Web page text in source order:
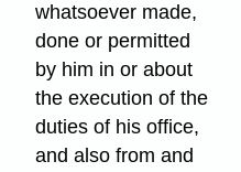
whatsoever made,
done or permitted
by him in or about
the execution of the
duties of his office,
and also from and